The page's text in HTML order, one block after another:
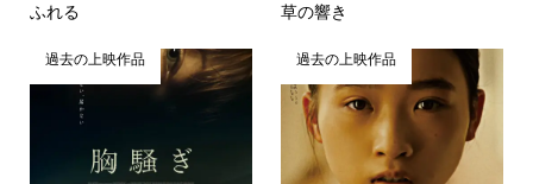
ふれる 草の響き
過去の上映作品 過去の上映作品